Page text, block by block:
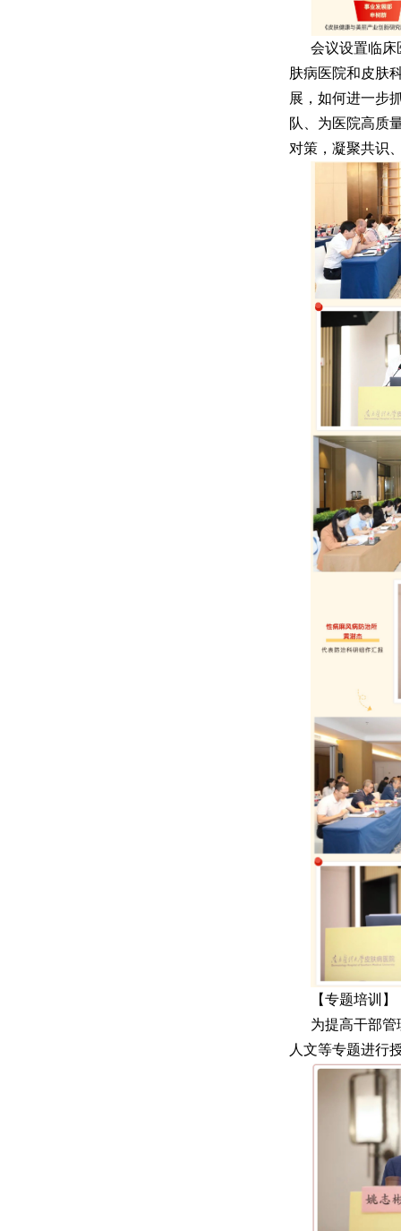
会议设置临
肤病医院和皮肤
展，如何进一步
队、为医院高质
对策，凝聚共识
【专题培训】
为提高干部
人文等专题进行